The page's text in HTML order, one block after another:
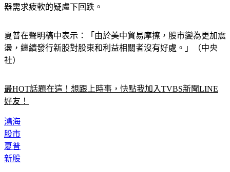
器需求疲軟的疑慮下回跌。
夏普在聲明稿中表示：「由於美中貿易摩擦，股市變為更加震
盪，繼續發行新股對股東和利益相關者沒有好處。」（中央
社）
最HOT話題在這！想跟上時事，快點我加入TVBS新聞LINE
好友！
鴻海
股市
夏普
新股